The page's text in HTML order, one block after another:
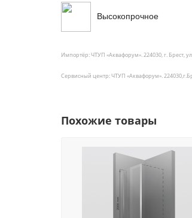
Высокопрочное
Импортёр: ЧТУП «Аквафорум». 224030, г. Брест,
Сервисный центр: ЧТУП «Аквафорум».
Похожие товары